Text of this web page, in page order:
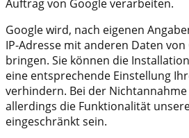
Auftrag von Google verarbeiten.
Google wird, nach eigenen
IP-Adresse mit anderen Daten
bringen. Sie können die
eine entsprechende Einstellung
verhindern. Bei der Nichtannahme
allerdings die Funktionalität
eingeschränkt sein.